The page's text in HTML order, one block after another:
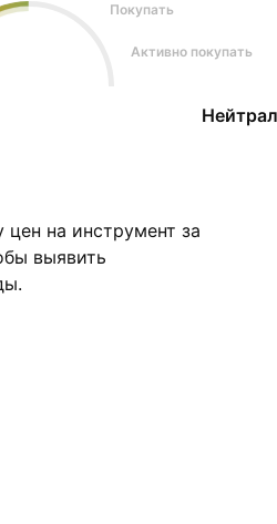
Покупать
Активно покупать
на инструмент за
выявить